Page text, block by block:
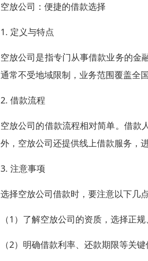
空放公司：便捷的借款选择
1. 定义与特点
空放公司是指专门从事借款业务的金
通常不受地域限制，业务范围覆盖全
2. 借款流程
空放公司的借款流程相对简单。借款
外，空放公司还提供线上借款服务，
3. 注意事项
选择空放公司借款时，要注意以下几点
（1）了解空放公司的资质，选择正
（2）明确借款利率、还款期限等关